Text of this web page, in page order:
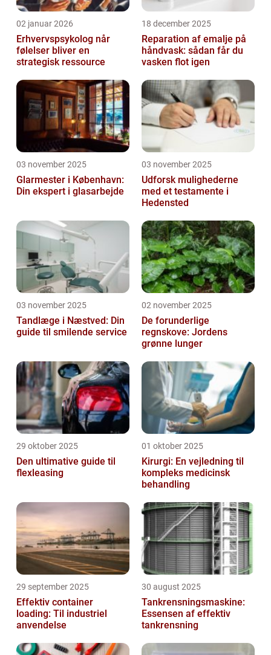
02 januar 2026
Erhvervspsykolog når
følelser bliver en
strategisk ressource
18 december 2025
Reparation af emalje på
håndvask: sådan får du
vasken flot igen
03 november 2025
Glarmester i København:
Din ekspert i glasarbejde
03 november 2025
Udforsk mulighederne
med et testamente i
Hedensted
03 november 2025
Tandlæge i Næstved: Din
guide til smilende service
02 november 2025
De forunderlige
regnskove: Jordens
grønne lunger
29 oktober 2025
Den ultimative guide til
flexleasing
01 oktober 2025
Kirurgi: En vejledning til
kompleks medicinsk
behandling
29 september 2025
Effektiv container
loading: Til industriel
anvendelse
30 august 2025
Tankrensningsmaskine:
Essensen af effektiv
tankrensning